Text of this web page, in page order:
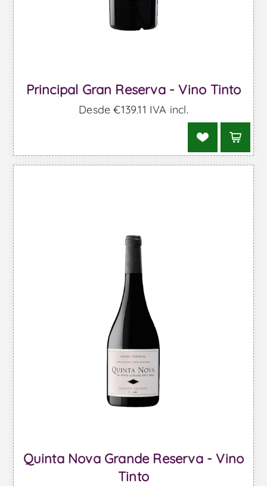
Principal Gran Reserva - Vino Tinto
Desde €139,11 IVA incl.
Quinta Nova Grande Reserva - Vino
Tinto